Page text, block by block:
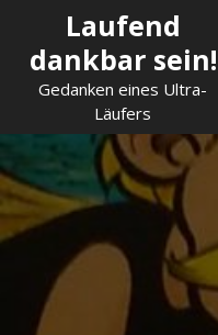
content
Laufend
dankbar sein!
Gedanken eines Ultra-
Läufers